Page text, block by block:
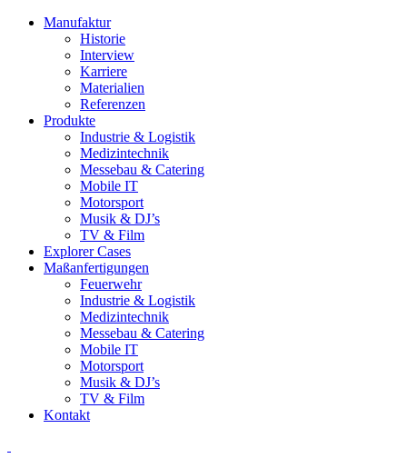
Manufaktur
Historie
Interview
Karriere
Materialien
Referenzen
Produkte
Industrie & Logistik
Medizintechnik
Messebau & Catering
Mobile IT
Motorsport
Musik & DJ’s
TV & Film
Explorer Cases
Maßanfertigungen
Feuerwehr
Industrie & Logistik
Medizintechnik
Messebau & Catering
Mobile IT
Motorsport
Musik & DJ’s
TV & Film
Kontakt